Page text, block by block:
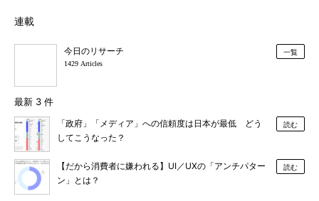
連載
今日のリサーチ
1429 Articles
一覧
最新 3 件
「政府」「メディア」への信頼度は日本が最低 どう
してこうなった？
読む
【だから消費者に嫌われる】UI／UXの「アンチパター
ン」とは？
読む